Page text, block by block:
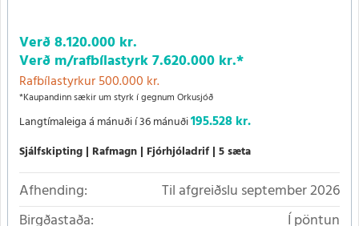
Verð8.120.000 kr.
Verð m/rafbílastyrk7.620.000 kr.*
Rafbílastyrkur 500.000 kr.
*Kaupandinn sækir um styrk í gegnum Orkusjóð
Langtímaleiga á mánuði í 36 mánuði195.528 kr.
Sjálfskipting Rafmagn Fjórhjóladrif 5 sæta
Afhending:
Til afgreiðslu september 2026
Birgðastaða:
Í pöntun